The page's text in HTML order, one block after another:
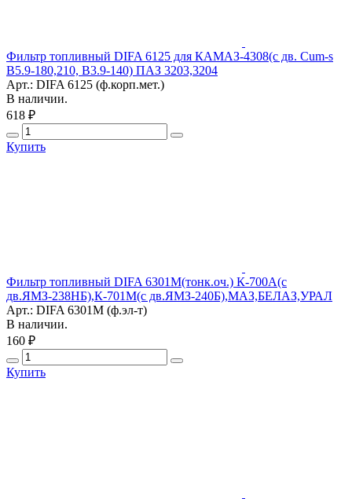
Фильтр топливный DIFA 6125 для КАМАЗ-4308(с дв. Cum-s
B5.9-180,210, B3.9-140) ПАЗ 3203,3204
Арт.: DIFA 6125 (ф.корп.мет.)
В наличии.
618 ₽
Купить
Фильтр топливный DIFA 6301М(тонк.оч.) К-700А(с
дв.ЯМЗ-238НБ),К-701М(с дв.ЯМЗ-240Б),МАЗ,БЕЛАЗ,УРАЛ
Арт.: DIFA 6301М (ф.эл-т)
В наличии.
160 ₽
Купить